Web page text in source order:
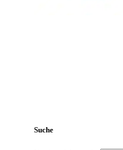
Suche